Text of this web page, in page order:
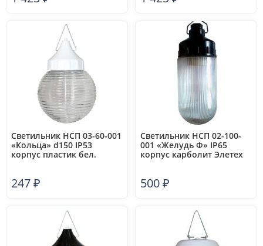
Светильник НСП 03-60-001
«Кольца» d150 IP53
корпус пластик бел.
247₽
Светильник НСП 02-100-
001 «Желудь Ф» IP65
корпус карболит Элетех
500₽